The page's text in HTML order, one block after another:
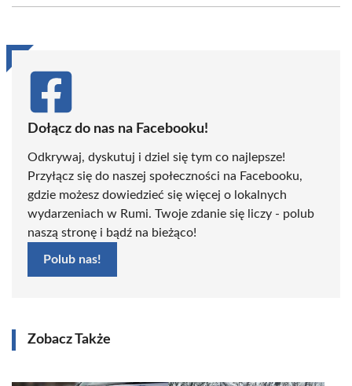
(Twitter)
Dołącz do nas na Facebooku!
Odkrywaj, dyskutuj i dziel się tym co najlepsze!
Przyłącz się do naszej społeczności na Facebooku,
gdzie możesz dowiedzieć się więcej o lokalnych
wydarzeniach w Rumi. Twoje zdanie się liczy - polub
naszą stronę i bądź na bieżąco!
Polub nas!
Zobacz Także